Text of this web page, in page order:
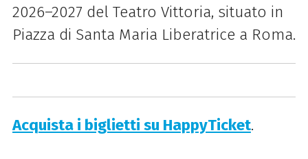
2026–2027 del Teatro Vittoria, situato in
Piazza di Santa Maria Liberatrice a Roma.
Acquista i biglietti su HappyTicket.